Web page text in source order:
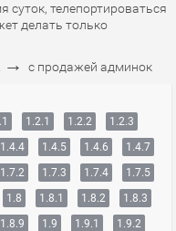
телепортироваться
делать только
→ с продажей админок
1.2.1 1.2.2
1.2.3
1.4.4 1.4.5 1.4.6
1.4.7
1.7.2 1.7.3 1.7.4
1.7.5
1.8 1.8.1 1.8.2
1.8.3
1.8.9 1.9 1.9.1
1.9.2